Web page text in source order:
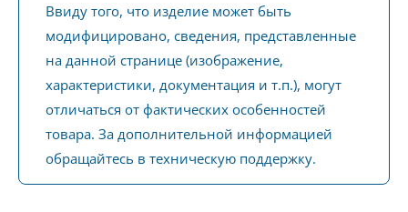
Ввиду того, что изделие может быть
модифицировано, сведения, представленные
на данной странице (изображение,
характеристики, документация и т.п.), могут
отличаться от фактических особенностей
товара. За дополнительной информацией
обращайтесь в техническую поддержку.